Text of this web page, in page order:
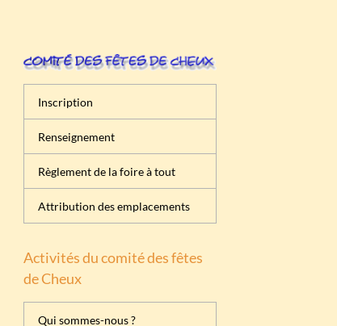
Inscription
Renseignement
Règlement de la foire à tout
Attribution des emplacements
Activités du comité des fêtes
de Cheux
Qui sommes-nous ?